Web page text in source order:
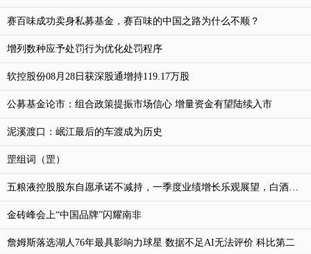
赛百味成功卖身私募基金，赛百味的中国之路为什么不顺？
增列数种应予处罚行为优化处罚程序
软控股份08月28日获深股通增持119.17万股
公募基金论市：组合政策提振市场信心 增量资金有望陆续入市
泥溪渡口：岷江最后的车渡成为历史
罡组词（罡）
五粮液控股股东自愿承诺不减持，一季度业绩增长乐观展望，白酒市场竞争优势凸显|产业链情报站
金砖峰会上“中国品牌”闪耀南非
詹姆斯落选湖人76年最具影响力球星 数据不足AI无法评价 科比第二